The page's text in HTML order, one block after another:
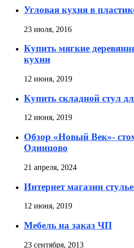
Угловая кухня в
23 июля, 2016
Купить мягкие
кухни
12 июня, 2019
Купить складной стул
12 июня, 2019
Обзор «Новый Век»-
Одинцово
21 апреля, 2024
Интернет магазин
12 июня, 2019
Мебель на заказ ЧП
23 сентября, 2013